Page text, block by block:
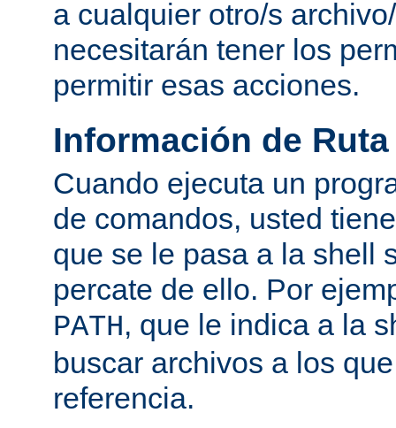
a cualquier otro/s
necesitarán tener los
permitir esas acciones.
Información de
Cuando ejecuta un
de comandos, usted
que se le pasa a la shell
percate de ello. Por
PATH, que le indica a la
buscar archivos a los
referencia.